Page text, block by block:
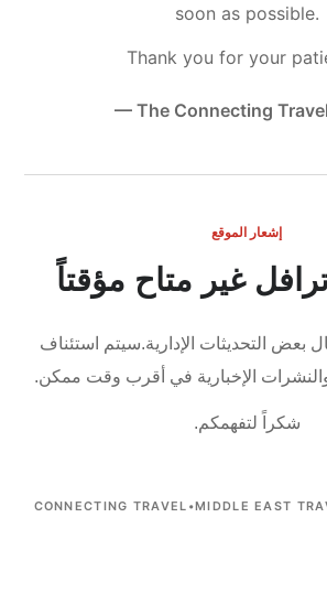
soon as possible.
Thank you for your
— The Connecting
إشعار الموقع
غير متاح مؤقتاً
بعض التحديثات الإدارية.سيتم استئناف
والنشرات الإخبارية في أقرب وقت ممكن.
شكراً لتفهمكم.
CONNECTING TRAVEL •MIDDLE EAST